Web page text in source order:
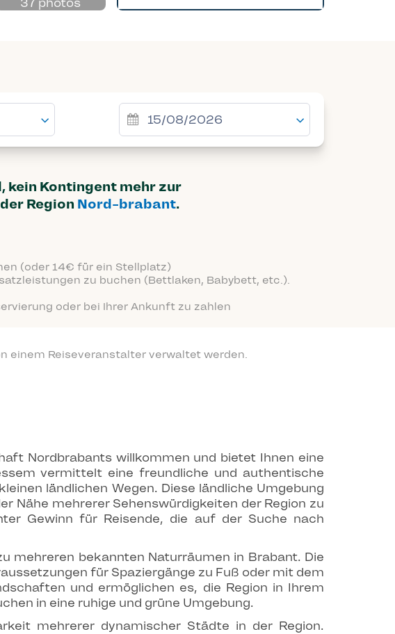
37 photos
kein Kontingent mehr zur
Region Nord-brabant.
(oder 14€ für ein Stellplatz)
zu buchen (Bettlaken, Babybett, etc.).
oder bei Ihrer Ankunft zu zahlen
einem Reiseveranstalter verwaltet werden.
Nordbrabants willkommen und bietet Ihnen eine
vermittelt eine freundliche und authentische
ländlichen Wegen. Diese ländliche Umgebung
Nähe mehrerer Sehenswürdigkeiten der Region zu
Gewinn für Reisende, die auf der Suche nach
mehreren bekannten Naturräumen in Brabant. Die
für Spaziergänge zu Fuß oder mit dem
und ermöglichen es, die Region in Ihrem
in eine ruhige und grüne Umgebung.
mehrerer dynamischer Städte in der Region.